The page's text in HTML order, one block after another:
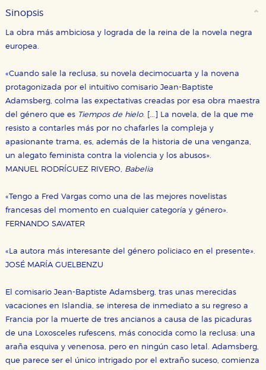
Sinopsis
La obra más ambiciosa y lograda de la reina de la novela negra
europea.
«Cuando sale la reclusa, su novela decimocuarta y la novena
protagonizada por el intuitivo comisario Jean-Baptiste
Adamsberg, colma las expectativas creadas por esa obra maestra
del género que es Tiempos de hielo. [...] La novela, de la que me
resisto a contarles más por no chafarles la compleja y
apasionante trama, es, además de la historia de una venganza,
un alegato feminista contra la violencia y los abusos».
MANUEL RODRÍGUEZ RIVERO, Babelia
«Tengo a Fred Vargas como una de las mejores novelistas
francesas del momento en cualquier categoría y género».
FERNANDO SAVATER
«La autora más interesante del género policiaco en el presente».
JOSÉ MARÍA GUELBENZU
El comisario Jean-Baptiste Adamsberg, tras unas merecidas
vacaciones en Islandia, se interesa de inmediato a su regreso a
Francia por la muerte de tres ancianos a causa de las picaduras
de una Loxosceles rufescens, más conocida como la reclusa: una
araña esquiva y venenosa, pero en ningún caso letal. Adamsberg,
que parece ser el único intrigado por el extraño suceso, comienza